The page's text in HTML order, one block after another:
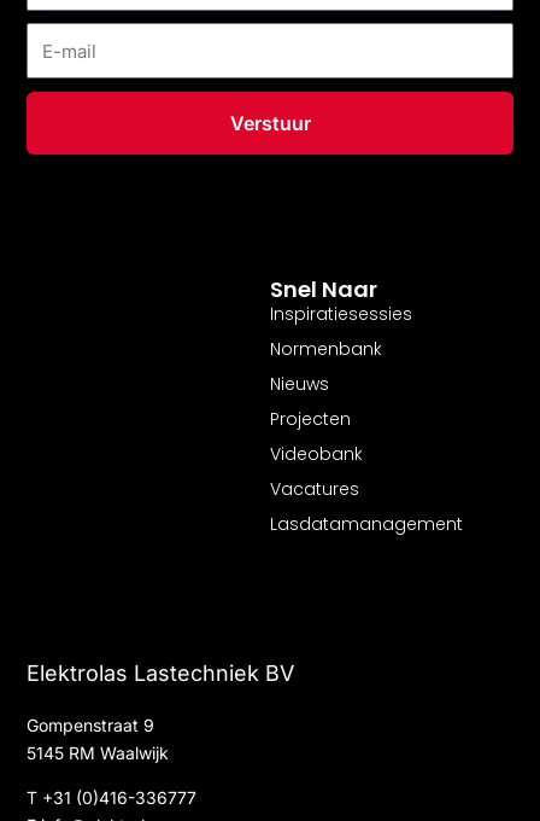
Elektrolas Lastechniek BV
Gompenstraat 9
5145 RM Waalwijk
T +31 (0)416-336777
Snel Naar
Inspiratiesessies
Normenbank
Nieuws
Projecten
Videobank
Vacatures
Lasdatamanagement
mail
Verstuur